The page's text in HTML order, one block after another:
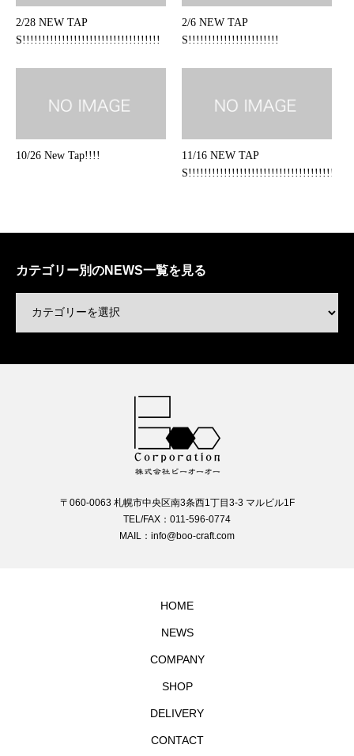
2/28 NEW TAP
S!!!!!!!!!!!!!!!!!!!!!!!!!!!!!!!!!!!
2/6 NEW TAP
S!!!!!!!!!!!!!!!!!!!!!!!
10/26 New Tap!!!!
11/16 NEW TAP
S!!!!!!!!!!!!!!!!!!!!!!!!!!!!!!!!!!!!!!
カテゴリー別のNEWS一覧を見る
〒060-0063 札幌市中央区南3条西1丁目3-3 マルビル1F
TEL/FAX：011-596-0774
MAIL：info@boo-craft.com
HOME
NEWS
COMPANY
SHOP
DELIVERY
CONTACT